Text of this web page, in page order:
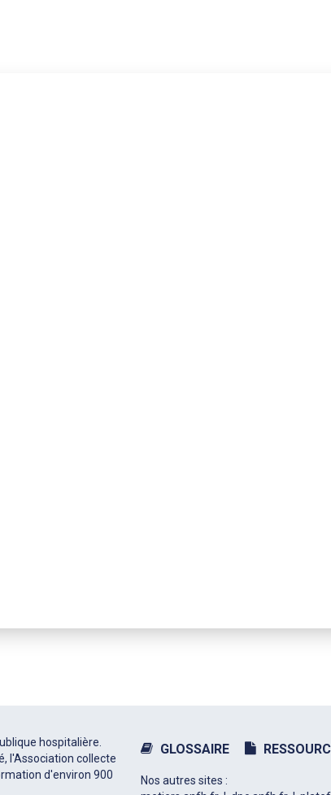
hospitalière.
l'Association collecte
d'environ 900
GLOSSAIRE
Nos autres sites :